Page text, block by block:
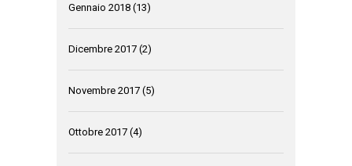
Gennaio 2018 (13)
Dicembre 2017 (2)
Novembre 2017 (5)
Ottobre 2017 (4)